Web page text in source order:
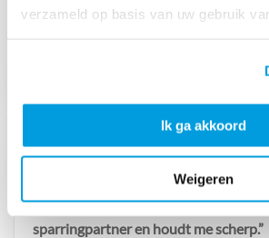
verzameld op basis van uw gebruik
Ik ga akkoord
Weigeren
06-22912570
Praktijkcase
Erik, directeur: “ProMissie is mijn
sparringpartner en houdt me scherp.”